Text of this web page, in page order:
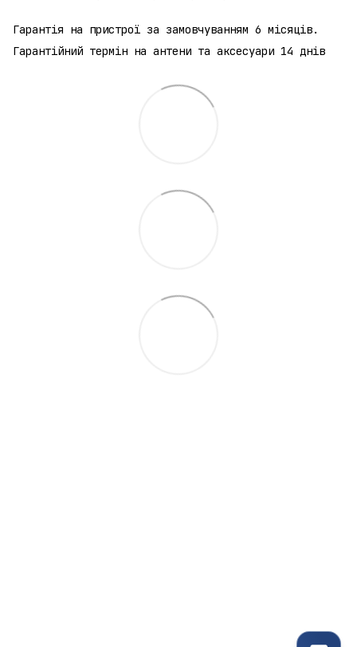
Гарантія на пристрої за замовчуванням 6 місяців.
Гарантійний термін на антени та аксесуари 14 днів